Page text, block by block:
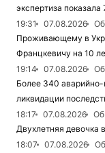
экспертиза показала
19:31
07.08.2026
Проживающему в
Францкевичу на 10
19:14
07.08.2026
Более 340 аварийно-
ликвидации
18:17
07.08.2026
Двухлетняя девочка
18:07
07.08.2026